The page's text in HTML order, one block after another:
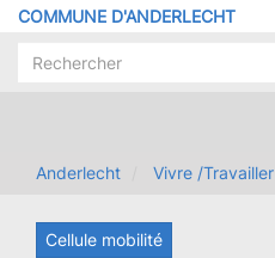
Aller
contenu
COMMUNE D'ANDERLECHT
Anderlecht
Vivre /Travailler
Cellule mobilité